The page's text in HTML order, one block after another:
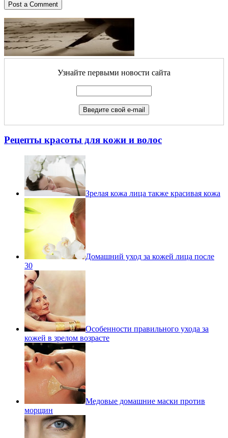
Узнайте первыми новости сайта
Рецепты красоты для кожи и волос
Зрелая кожа лица также красивая кожа
Домашний уход за кожей лица после
30
Особенности правильного ухода за
кожей в зрелом возрасте
Медовые домашние маски против
морщин